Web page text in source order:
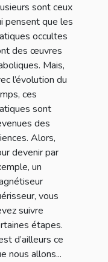
sont ceux
pensent que les
occultes
des œuvres
Mais,
l’évolution du
ces
sont
des
Alors,
devenir par
un
vous
suivre
étapes.
d’ailleurs ce
nous allons...